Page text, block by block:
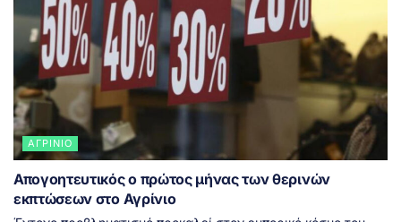
ΑΓΡΊΝΙΟ
Απογοητευτικός ο πρώτος μήνας των θερινών
εκπτώσεων στο Αγρίνιο